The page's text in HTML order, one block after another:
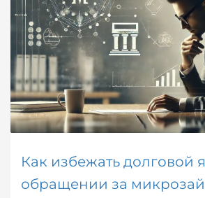
Как избежать долговой
обращении за